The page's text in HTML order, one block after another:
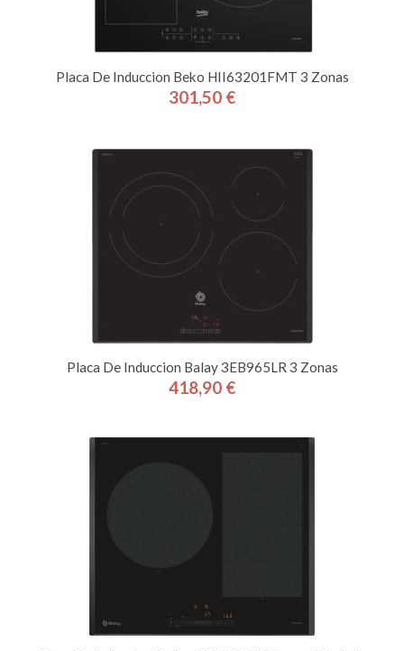
Placa De Induccion Beko HII63201FMT 3 Zonas
Precio
301,50 €
Placa De Induccion Balay 3EB965LR 3 Zonas
Precio
418,90 €